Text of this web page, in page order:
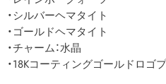
・シルバーヘマタイト
・ゴールドヘマタイト
・チャーム：水晶
・18Kコーティングゴールドロゴ